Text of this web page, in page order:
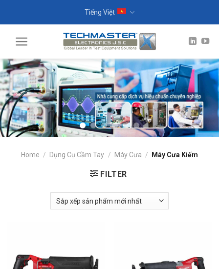
Tiếng Việt
Home / Dụng Cụ Cầm Tay / Máy Cưa / Máy Cưa Kiếm
FILTER